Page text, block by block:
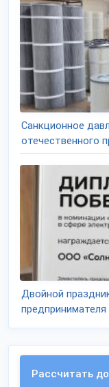
Санкционное
отечественного
Двойной
предпринимателя
Рассчитать